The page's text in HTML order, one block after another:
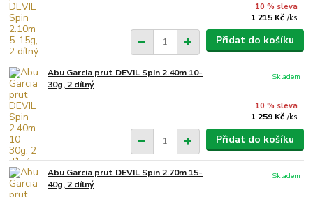
10 % sleva
1 215 Kč /ks
Přidat do košíku
Abu Garcia prut DEVIL Spin 2.40m 10-
30g, 2 dílný
10 % sleva
1 259 Kč /ks
Skladem
Přidat do košíku
Abu Garcia prut DEVIL Spin 2.70m 15-
40g, 2 dílný
Skladem